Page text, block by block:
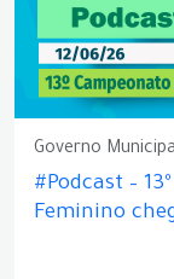
Governo
#Podcast –
Feminino